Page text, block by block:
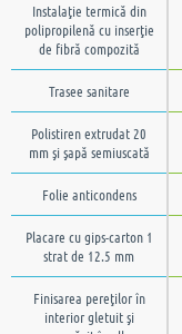
Instalaţie termică din
polipropilenă cu inserţie
de fibră compozită
Trasee sanitare
Polistiren extrudat 20
mm şi şapă semiuscată
Folie anticondens
Placare cu gips-carton 1
strat de 12.5 mm
Finisarea pereţilor în
interior gletuit şi